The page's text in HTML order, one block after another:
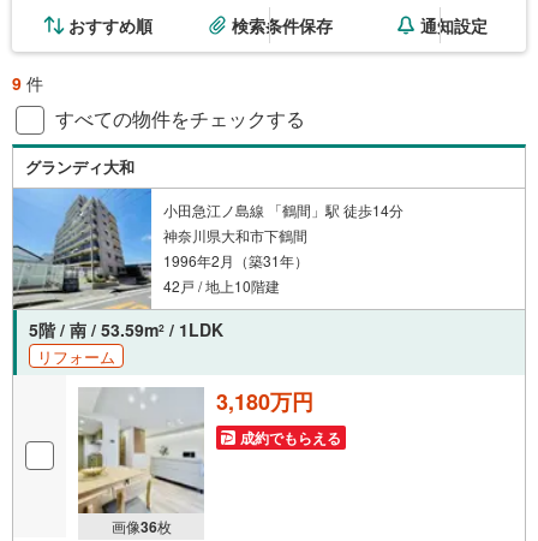
おすすめ順 検索条件保存 通知設定
9 件
すべての物件をチェックする
グランディ大和
小田急江ノ島線 「鶴間」駅 徒歩14分
神奈川県大和市下鶴間
1996年2月（築31年）
42戸 / 地上10階建
5階 / 南 / 53.59m2 / 1LDK
リフォーム
画像36枚
3,180万円
成約でもらえる